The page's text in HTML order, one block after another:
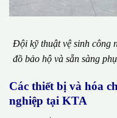
Đội kỹ thuật vệ sinh công
đồ bảo hộ và sẵn sàng
Các thiết bị và hóa
nghiệp tại KTA